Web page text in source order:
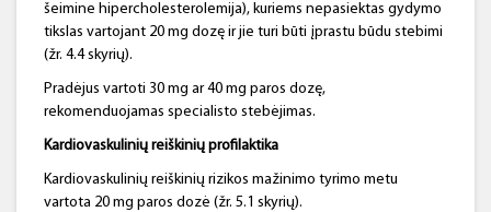
šeimine hipercholesterolemija), kuriems nepasiektas gydymo
tikslas vartojant 20 mg dozę ir jie turi būti įprastu būdu stebimi
(žr. 4.4 skyrių).
Pradėjus vartoti 30 mg ar 40 mg paros dozę,
rekomenduojamas specialisto stebėjimas.
Kardiovaskulinių reiškinių profilaktika
Kardiovaskulinių reiškinių rizikos mažinimo tyrimo metu
vartota 20 mg paros dozė (žr. 5.1 skyrių).